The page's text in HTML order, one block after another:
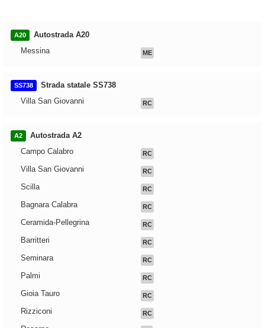
A20
Autostrada A20
Messina
ME
SS738
Strada statale SS738
Villa San Giovanni
RC
A2
Autostrada A2
Campo Calabro
RC
Villa San Giovanni RC
Scilla RC
Bagnara Calabra RC
Ceramida-Pellegrina RC
Barritteri RC
Seminara RC
Palmi RC
Gioia Tauro RC
Rizziconi RC